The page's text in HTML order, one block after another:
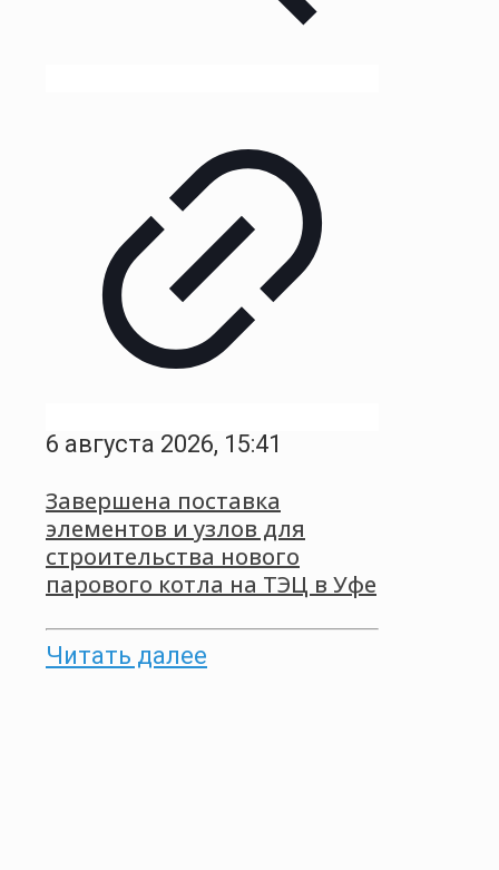
6 августа 2026, 15:41
Завершена поставка
элементов и узлов для
строительства нового
парового котла на ТЭЦ в Уфе
Читать далее